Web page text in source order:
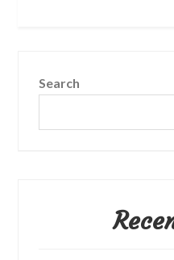
Search